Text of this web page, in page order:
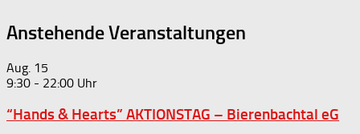
Anstehende Veranstaltungen
Aug. 15
9:30 - 22:00
“Hands & Hearts” AKTIONSTAG – Bierenbachtal eG